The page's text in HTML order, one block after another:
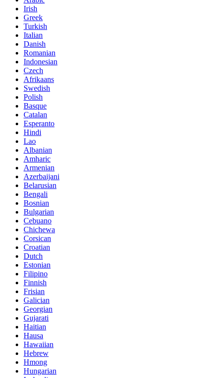
Irish
Greek
Turkish
Italian
Danish
Romanian
Indonesian
Czech
Afrikaans
Swedish
Polish
Basque
Catalan
Esperanto
Hindi
Lao
Albanian
Amharic
Armenian
Azerbaijani
Belarusian
Bengali
Bosnian
Bulgarian
Cebuano
Chichewa
Corsican
Croatian
Dutch
Estonian
Filipino
Finnish
Frisian
Galician
Georgian
Gujarati
Haitian
Hausa
Hawaiian
Hebrew
Hmong
Hungarian